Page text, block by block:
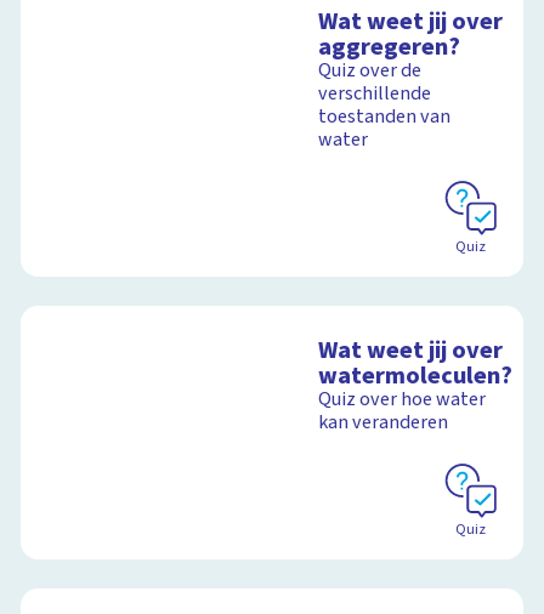
schoolplaat over de
cyclus van water op
aarde
Wat weet jij over
aggregeren?
Quiz over de
verschillende
toestanden van
water
Quiz
Wat weet jij over
watermoleculen?
Quiz over hoe water
kan veranderen
Quiz